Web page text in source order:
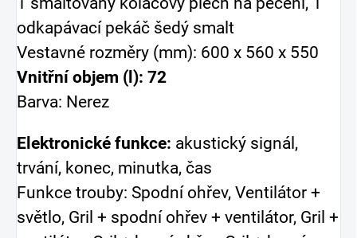
odkapávací pekáč šedý smalt
Vestavné rozměry (mm): 600 x 560 x 550
Vnitřní objem (l): 72
Barva: Nerez
Elektronické funkce: akustický signál,
trvání, konec, minutka, čas
Funkce trouby: Spodní ohřev, Ventilátor +
světlo, Gril + spodní ohřev + ventilátor, Gril +